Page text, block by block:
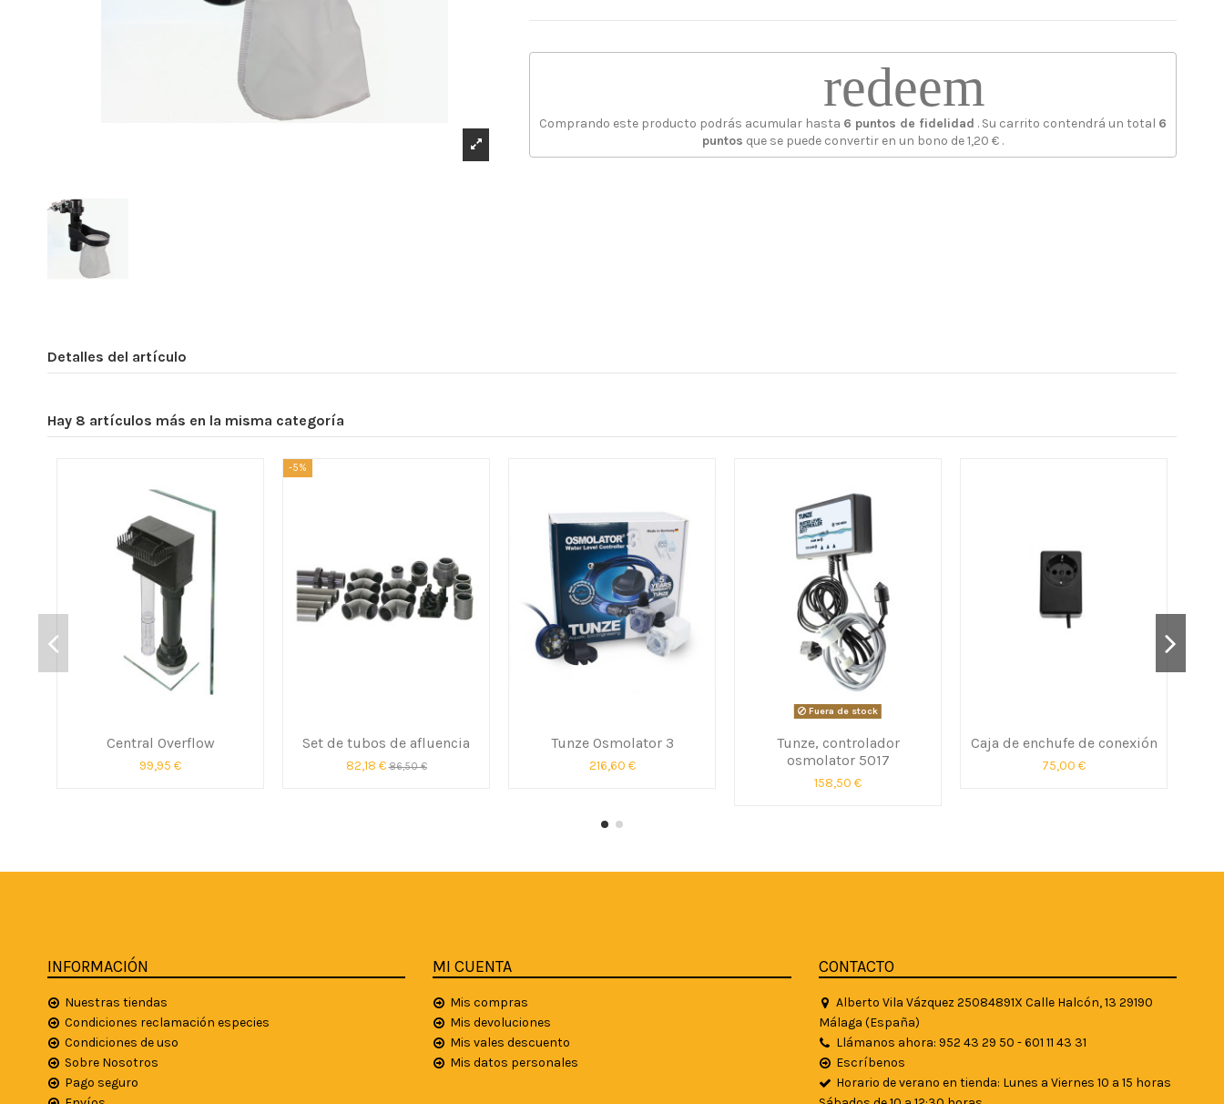
redeem
Comprando este producto podrás acumular hasta 6 puntos de fidelidad . Su carrito contendrá un total 6
puntos que se puede convertir en un bono de1,20 € .
Detalles del artículo
Hay 8 artículos más en la misma categoría
Central Overflow
99,95 €
-5%
Set de tubos de afluencia
82,18 €86,50 €
Tunze Osmolator 3
216,60 €
Fuera de stock
Tunze, controlador
osmolator 5017
158,50 €
Caja de enchufe de conexión
75,00 €
INFORMACIÓN
Nuestras tiendas
Condiciones reclamación especies
Condiciones de uso
Sobre Nosotros
Pago seguro
MI CUENTA
Mis compras
Mis devoluciones
Mis vales descuento
Mis datos personales
CONTACTO
Alberto Vila Vázquez 25084891X Calle Halcón, 13 29190
Málaga (España)
Llámanos ahora: 952 43 29 50 - 601 11 43 31
Escríbenos
Horario de verano en tienda: Lunes a Viernes 10 a 15 horas